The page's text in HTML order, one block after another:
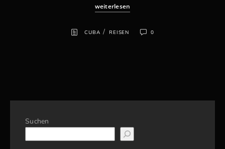
weiterlesen
CUBA /REISEN 0
Suchen